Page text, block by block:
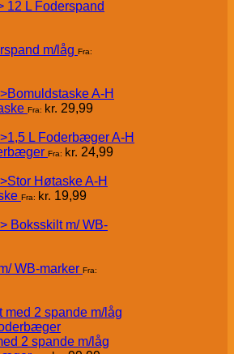
m/låg Fra:
A-H
Fra: kr. 29,99
A-H
Fra: kr. 24,99
A-H
Fra: kr. 19,99
WB-marker Fra:
2 spande m/låg